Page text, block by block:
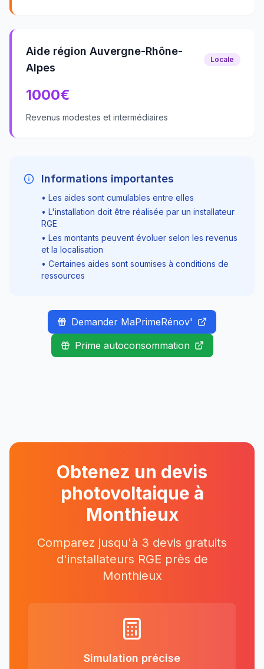
Aide région Auvergne-Rhône-
Alpes
Locale
1000€
Revenus modestes et intermédiaires
Informations importantes
• Les aides sont cumulables entre elles
• L'installation doit être réalisée par un installateur
RGE
• Les montants peuvent évoluer selon les revenus
et la localisation
• Certaines aides sont soumises à conditions de
ressources
Demander MaPrimeRénov'
Prime autoconsommation
Obtenez un devis
photovoltaique à
Monthieux
Comparez jusqu'à 3 devis gratuits
d'installateurs RGE près de
Monthieux
Simulation précise